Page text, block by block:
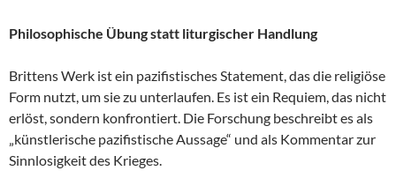
Philosophische Übung statt liturgischer Handlung
Brittens Werk ist ein pazifistisches Statement, das die religiöse
Form nutzt, um sie zu unterlaufen. Es ist ein Requiem, das nicht
erlöst, sondern konfrontiert. Die Forschung beschreibt es als
„künstlerische pazifistische Aussage“ und als Kommentar zur
Sinnlosigkeit des Krieges.